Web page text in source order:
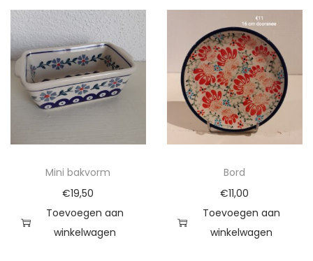
t
e
a
a
n
a
Mini bakvorm
€19,50
Toevoegen aan
winkelwagen
Bord
€11,00
Toevoegen aan
winkelwagen